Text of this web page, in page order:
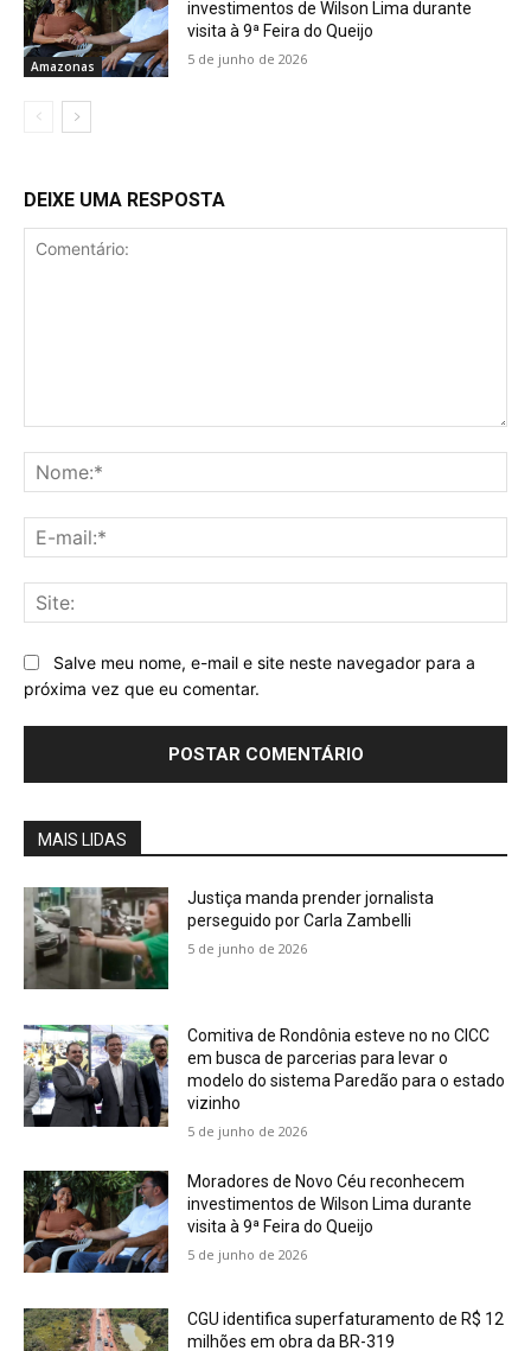
Amazonas
investimentos de Wilson Lima durante
visita à 9ª Feira do Queijo
5 de junho de 2026
DEIXE UMA RESPOSTA
Salve meu nome, e-mail e site neste navegador para a
próxima vez que eu comentar.
MAIS LIDAS
Justiça manda prender jornalista
perseguido por Carla Zambelli
5 de junho de 2026
Comitiva de Rondônia esteve no no CICC
em busca de parcerias para levar o
modelo do sistema Paredão para o estado
vizinho
5 de junho de 2026
Moradores de Novo Céu reconhecem
investimentos de Wilson Lima durante
visita à 9ª Feira do Queijo
5 de junho de 2026
CGU identifica superfaturamento de R$ 12
milhões em obra da BR-319